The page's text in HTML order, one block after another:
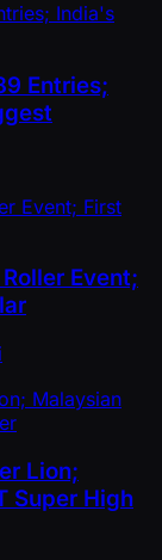
Entries;
Event;
Lion;
Super High